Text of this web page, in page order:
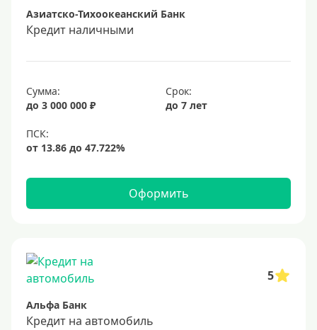
Азиатско-Тихоокеанский Банк
Кредит наличными
Сумма:
до 3 000 000 ₽
Срок:
до 7 лет
Оформить
5
Альфа Банк
Кредит на автомобиль